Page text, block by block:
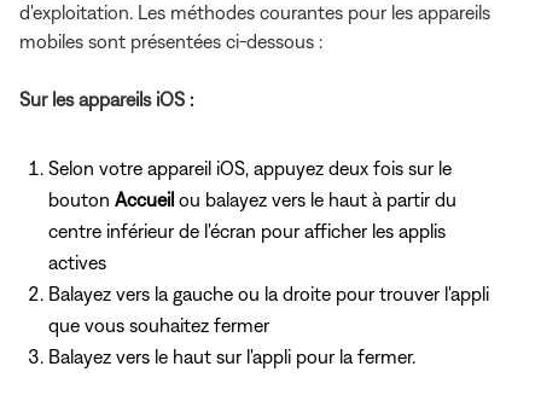
d'exploitation. Les méthodes courantes pour les appareils
mobiles sont présentées ci-dessous :
Sur les appareils iOS :
Selon votre appareil iOS, appuyez deux fois sur le
bouton Accueil ou balayez vers le haut à partir du
centre inférieur de l'écran pour afficher les applis
actives
Balayez vers la gauche ou la droite pour trouver l'appli
que vous souhaitez fermer
Balayez vers le haut sur l'appli pour la fermer.